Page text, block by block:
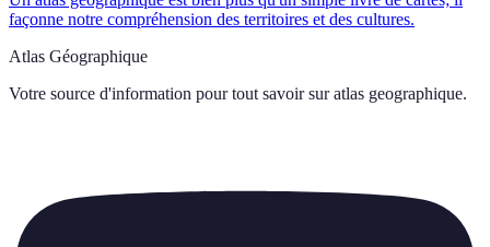
façonne notre compréhension des territoires et des cultures.
Atlas Géographique
Votre source d'information pour tout savoir sur atlas geographique.